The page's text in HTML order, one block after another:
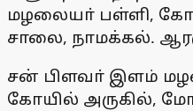
மழலையா் பள்ளி,
சாலை, நாமக்கல்.
சன் பிளவா் இளம்
கோயில் அருகில்,